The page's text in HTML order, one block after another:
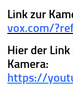
Link zur
vox.com/
Hier der
Kamera:
https://